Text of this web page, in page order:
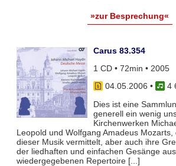
»zur Besprechung«
Carus 83.354
1 CD • 72min • 2005
04.05.2006 •
4
Dies ist eine
generell ein wenig
Kirchenwerken
Leopold und Wolfgang Amadeus
dieser Musik vermittelt, aber auch ihre
der liedhaften und einfachen Gesänge
wiedergegebenen Repertoire [...]